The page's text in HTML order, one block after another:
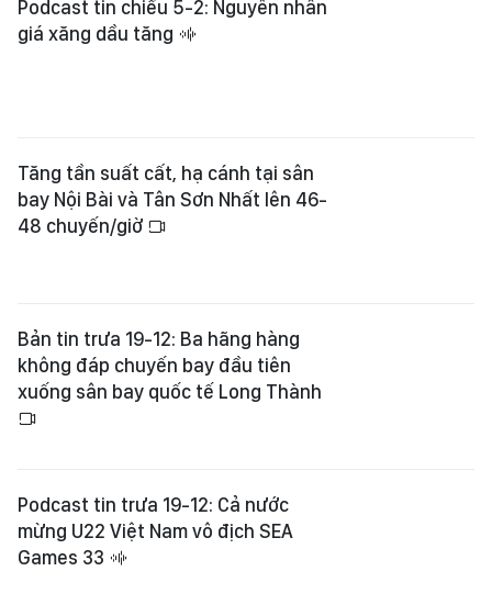
Podcast tin chiều 5-2: Nguyên nhân
giá xăng dầu tăng
Tăng tần suất cất, hạ cánh tại sân
bay Nội Bài và Tân Sơn Nhất lên 46-
48 chuyến/giờ
Bản tin trưa 19-12: Ba hãng hàng
không đáp chuyến bay đầu tiên
xuống sân bay quốc tế Long Thành
Podcast tin trưa 19-12: Cả nước
mừng U22 Việt Nam vô địch SEA
Games 33